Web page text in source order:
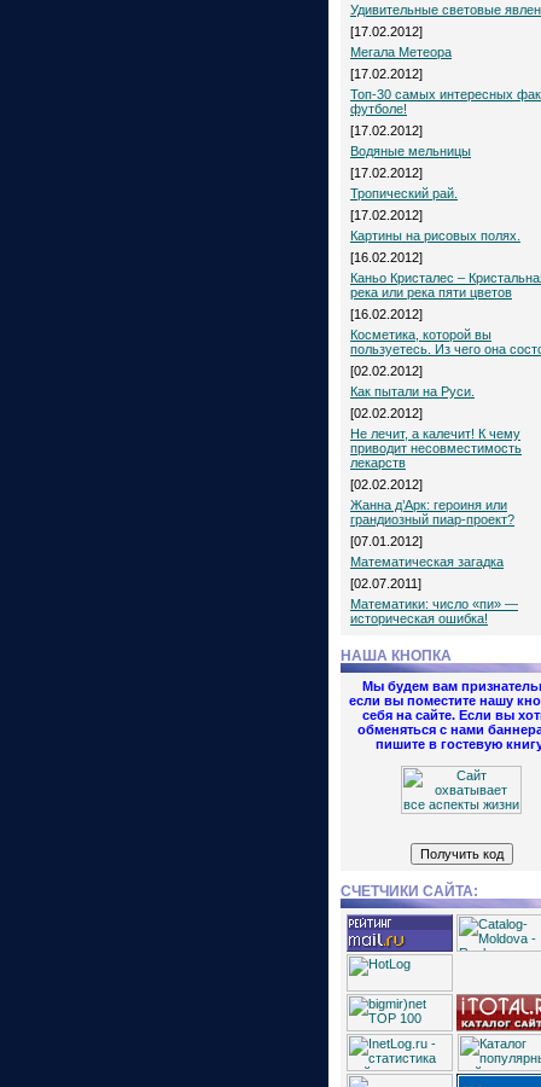
Удивительные световые
[17.02.2012]
Мегала Метеора
[17.02.2012]
Топ-30 самых интересных
футболе!
[17.02.2012]
Водяные мельницы
[17.02.2012]
Тропический рай.
[17.02.2012]
Картины на рисовых полях.
[16.02.2012]
Каньо Кристалес –
река или река пяти цветов
[16.02.2012]
Косметика, которой вы
пользуетесь. Из чего она
[02.02.2012]
Как пытали на Руси.
[02.02.2012]
Не лечит, а калечит! К чему
приводит несовместимость
лекарств
[02.02.2012]
Жанна д’Арк: героиня или
грандиозный пиар-проект?
[07.01.2012]
Математическая загадка
[02.07.2011]
Математики: число «пи» —
историческая ошибка!
НАША КНОПКА
Мы будем вам
если вы поместите нашу
себя на сайте. Если вы
обменяться с нами
пишите в гостевую
СЧЕТЧИКИ САЙТА: